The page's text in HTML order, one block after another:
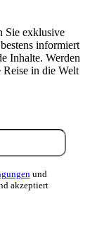
Sie exklusive
informiert
Inhalte. Werden
Reise in die Welt
und
akzeptiert